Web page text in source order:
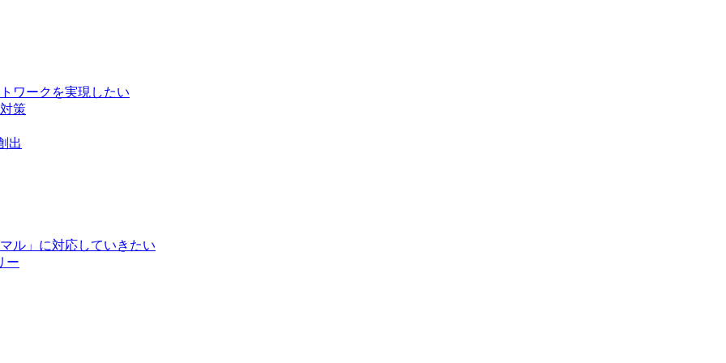
ワークを実現したい
策
出
ル」に対応していきたい
ー